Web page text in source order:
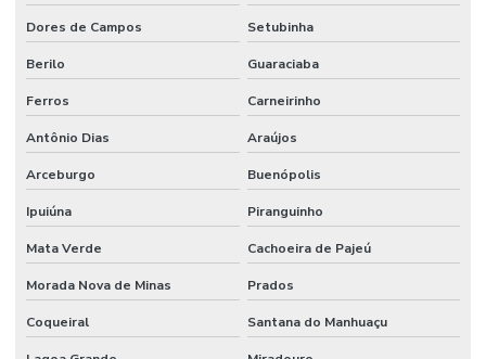
Dores de Campos Setubinha
Berilo Guaraciaba
Ferros Carneirinho
Antônio Dias Araújos
Arceburgo Buenópolis
Ipuiúna Piranguinho
Mata Verde Cachoeira de Pajeú
Morada Nova de Minas Prados
Coqueiral Santana do Manhuaçu